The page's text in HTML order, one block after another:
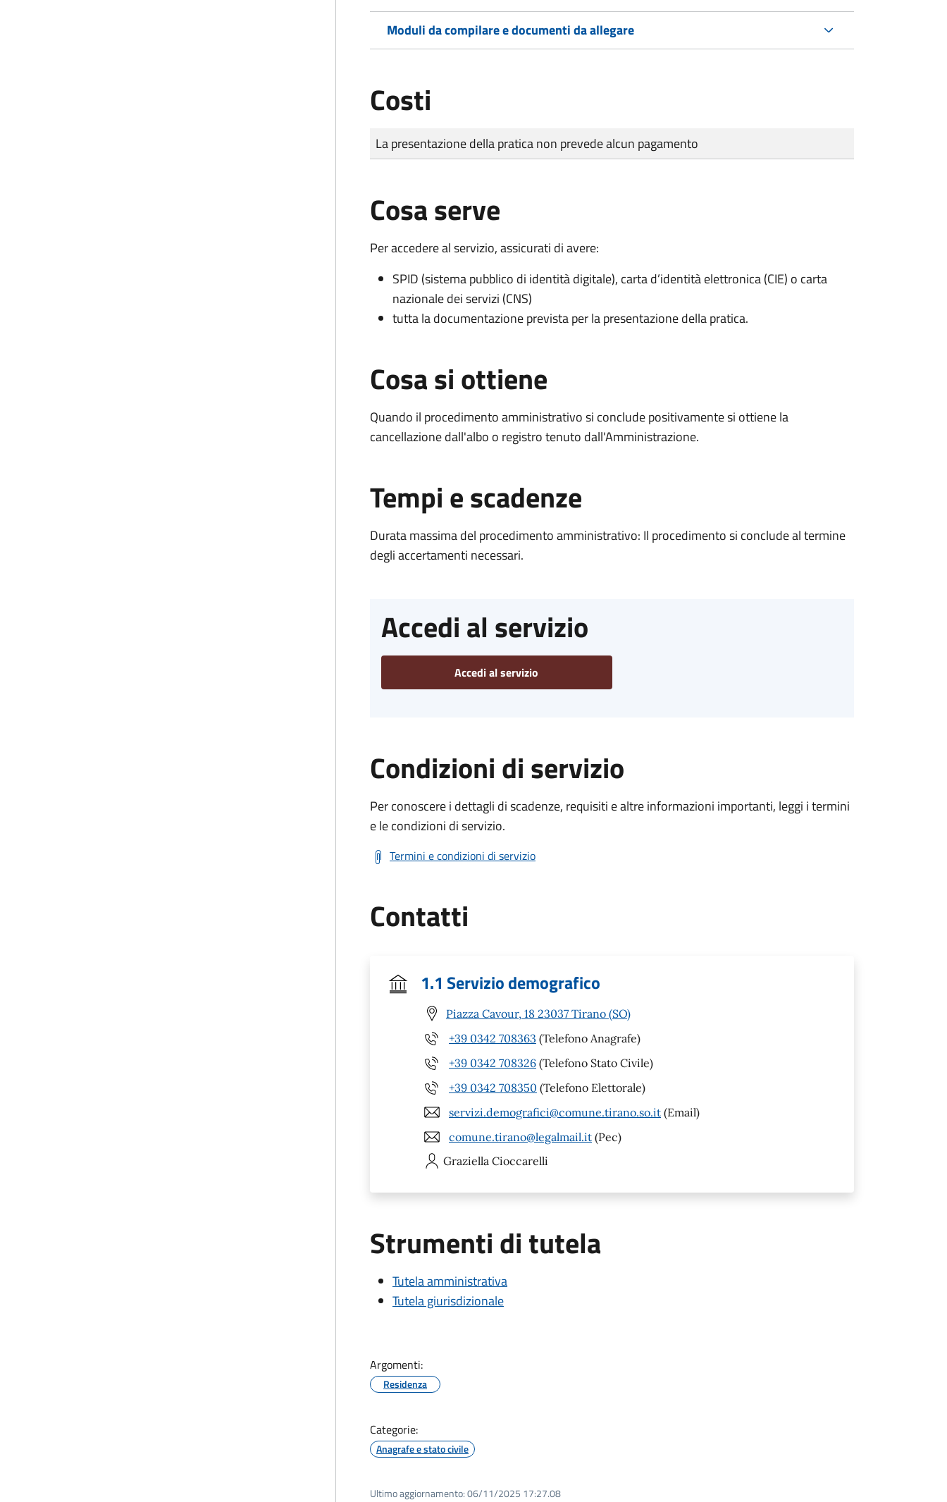
Moduli da compilare e documenti da allegare
Costi
Tipo di pagamento
Importo
La presentazione della pratica non prevede alcun pagamento
Cosa serve
Per accedere al servizio, assicurati di avere:
SPID (sistema pubblico di identità digitale), carta d’identità elettronica (CIE) o carta
nazionale dei servizi (CNS)
tutta la documentazione prevista per la presentazione della pratica.
Cosa si ottiene
Quando il procedimento amministrativo si conclude positivamente si ottiene la
cancellazione dall'albo o registro tenuto dall'Amministrazione.
Tempi e scadenze
Durata massima del procedimento amministrativo: Il procedimento si conclude al termine
degli accertamenti necessari.
Accedi al servizio
Accedi al servizio
Condizioni di servizio
Per conoscere i dettagli di scadenze, requisiti e altre informazioni importanti, leggi i termini
e le condizioni di servizio.
Termini e condizioni di servizio
Contatti
1.1 Servizio demografico
Piazza Cavour, 18 23037 Tirano (SO)
+39 0342 708363 (Telefono Anagrafe)
+39 0342 708326 (Telefono Stato Civile)
+39 0342 708350 (Telefono Elettorale)
servizi.demografici@comune.tirano.so.it (Email)
comune.tirano@legalmail.it (Pec)
Graziella Cioccarelli
Strumenti di tutela
Tutela amministrativa
Tutela giurisdizionale
Argomenti:
Residenza
Categorie:
Anagrafe e stato civile
Ultimo aggiornamento:06/11/2025 17:27.08